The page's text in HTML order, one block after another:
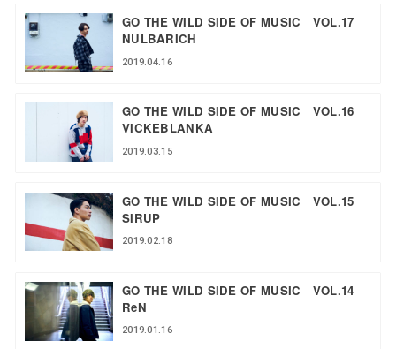
GO THE WILD SIDE OF MUSIC VOL.17
NULBARICH
2019.04.16
GO THE WILD SIDE OF MUSIC VOL.16
VICKEBLANKA
2019.03.15
GO THE WILD SIDE OF MUSIC VOL.15
SIRUP
2019.02.18
GO THE WILD SIDE OF MUSIC VOL.14
ReN
2019.01.16